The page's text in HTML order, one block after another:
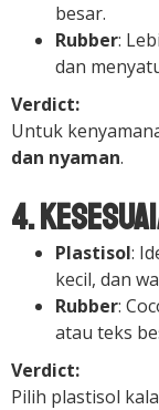
besar.
Rubber:
dan
Verdict:
Untuk
dan nyaman.
4.
Plastisol:
kecil, dan
Rubber:
atau teks
Verdict:
Pilih plastisol